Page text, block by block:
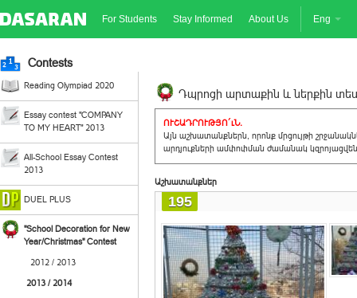
For Students Stay Informed About Us Eng
Contests
Reading Olympiad 2020
Essay contest "COMPANY
TO MY HEART" 2013
All-School Essay Contest
2013
DUEL PLUS
"School Decoration for New
Year/Christmas" Contest
2012 / 2013
2013 / 2014
Դպրոցի արտաքին և ներքին
ՈՒՇԱԴՐՈՒԹՅՈ´ւՆ.
Այն աշխատանքներն, որոնք մրցույթի
արդյուքների ամփոփման ժամանակ
Աշխատանքներ
195